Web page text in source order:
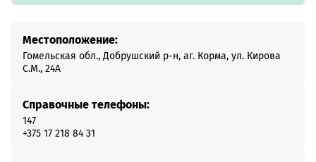
Местоположение:
Гомельская обл., Добрушский р-н, аг. Корма, ул. Кирова
С.М., 24А
Справочные телефоны:
147
+375 17 218 84 31